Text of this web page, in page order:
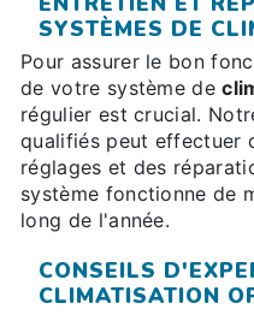
SYSTÈMES DE
Pour assurer le bon
de votre système de
régulier est crucial.
qualifiés peut effectuer
réglages et des
système fonctionne de
long de l'année.
CONSEILS
CLIMATISATION